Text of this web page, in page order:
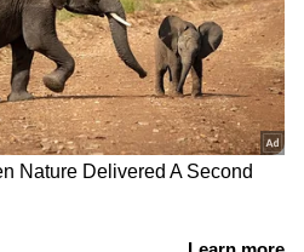
|
| 06 August